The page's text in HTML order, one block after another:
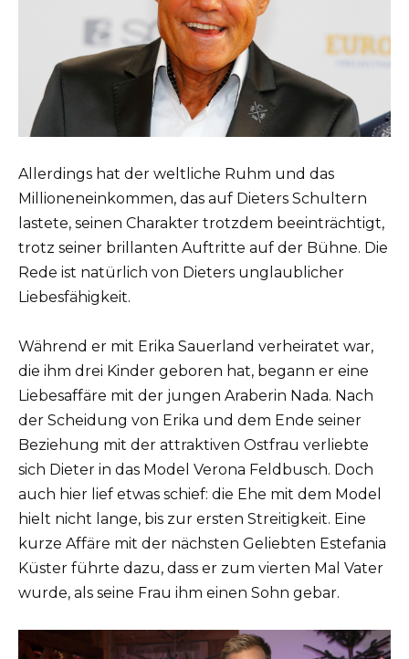
Allerdings hat der weltliche Ruhm und das
Millioneneinkommen, das auf Dieters Schultern
lastete, seinen Charakter trotzdem beeinträchtigt,
trotz seiner brillanten Auftritte auf der Bühne. Die
Rede ist natürlich von Dieters unglaublicher
Liebesfähigkeit.
Während er mit Erika Sauerland verheiratet war,
die ihm drei Kinder geboren hat, begann er eine
Liebesaffäre mit der jungen Araberin Nada. Nach
der Scheidung von Erika und dem Ende seiner
Beziehung mit der attraktiven Ostfrau verliebte
sich Dieter in das Model Verona Feldbusch. Doch
auch hier lief etwas schief: die Ehe mit dem Model
hielt nicht lange, bis zur ersten Streitigkeit. Eine
kurze Affäre mit der nächsten Geliebten Estefania
Küster führte dazu, dass er zum vierten Mal Vater
wurde, als seine Frau ihm einen Sohn gebar.